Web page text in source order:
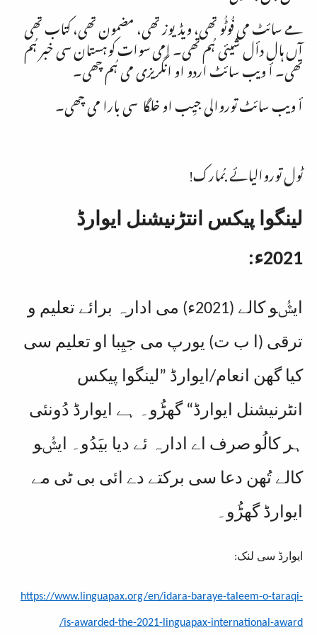
مے سائٹ می فُوٹُو تھی، ویڈیوز تھی، مضمون تھی، کتاب تھی
آں ہال دأل شیئی ہُم تھی۔ اِمی سوات کوہستان سی خبر ہُم
تھی۔ أ ویب سائٹ اردو او انگریزی می ہُم چھی۔
أ ویب سائٹ توروالی جیِب او خلگا سی بارا می چھی۔
ٹول توروالیائے بُمارک!
لینگوا پیکس انتڑنیشنل ایوارڈ
2021ء:
ایݜُو کالے (2021ء) می ادارہ برائے تعلیم و
ترقی (ا ب ت) یورپ می جیِبا او تعلیم سی
کیا گھن انعام/ایوارڈ ”لینگوا پیکس
انٹرنیشنل ایوارڈ“ گھڑُو۔ ہے ایوارڈ دُونئی
ہر کالُو صرف اے ادارہ ئے دیا بیَدُو۔ ایݜُو
کالے تُھن دعا سی برکتے دے ائی بی ٹی مے
ایوارڈ گھڑُو۔
ایوارڈ سی لنک:
https://www.linguapax.org/en/idara-baraye-taleem-o-taraqi-
is-awarded-the-2021-linguapax-international-award/